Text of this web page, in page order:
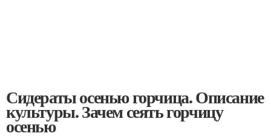
Сидераты осенью горчица. Описание
культуры. Зачем сеять горчицу
осенью